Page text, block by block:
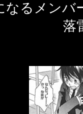
なるメンバ
落